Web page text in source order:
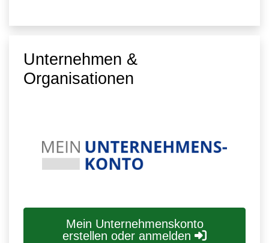
Unternehmen &
Organisationen
Mein Unternehmenskonto
erstellen oder anmelden